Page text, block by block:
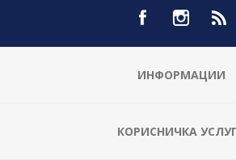
ИНФОРМАЦИИ
КОРИСНИЧКА